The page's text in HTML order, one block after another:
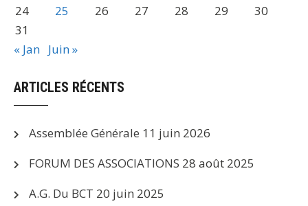
24
25 26 27 28 29
30
31
« Jan Juin »
ARTICLES RÉCENTS
Assemblée Générale 11 juin 2026
FORUM DES ASSOCIATIONS 28 août 2025
A.G. Du BCT 20 juin 2025